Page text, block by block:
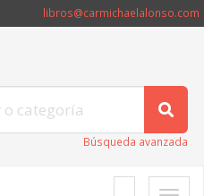
libros@carmichaelalonso.com
Búsqueda avanzada